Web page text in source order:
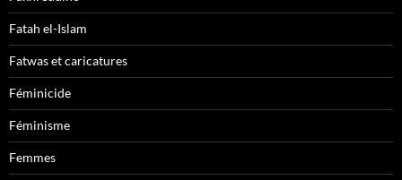
Fatah el-Islam
Fatwas et caricatures
Féminicide
Féminisme
Femmes